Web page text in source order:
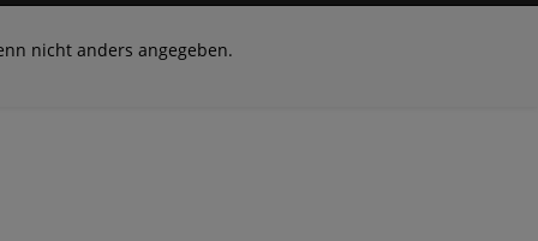
nicht anders angegeben.